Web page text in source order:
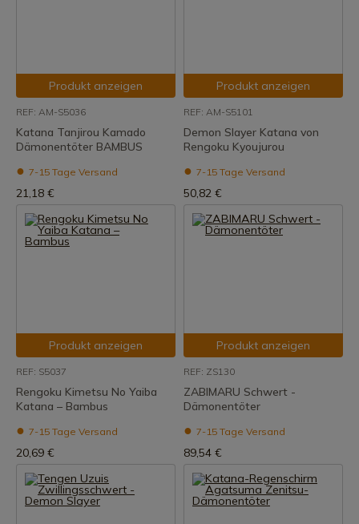
Produkt anzeigen
REF: AM-S5036
Katana Tanjirou Kamado
Dämonentöter BAMBUS
7-15 Tage Versand
21,18 €
Produkt anzeigen
REF: AM-S5101
Demon Slayer Katana von
Rengoku Kyoujurou
7-15 Tage Versand
50,82 €
Produkt anzeigen
REF: S5037
Rengoku Kimetsu No Yaiba
Katana – Bambus
7-15 Tage Versand
20,69 €
Produkt anzeigen
REF: ZS130
ZABIMARU Schwert -
Dämonentöter
7-15 Tage Versand
89,54 €